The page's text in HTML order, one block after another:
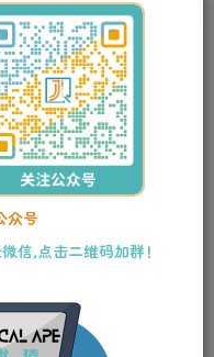
【SVIP】至尊会员
录后购买，可保存购买订单。
而来，仅供学习和研究使
！
MFC-
众号
信,点击二维码加群！